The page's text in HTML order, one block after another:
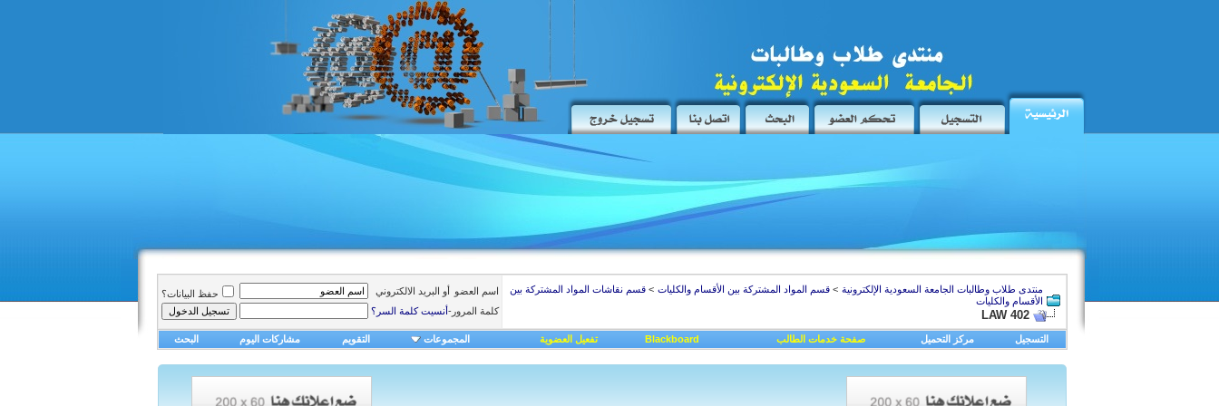
منتدى طلاب وطالبات الجامعة السعودية الإلكترونية >قسم المواد المشتركة بين الأقسام والكليات >قسم نقاشات المواد المشتركة بين
الأقسام والكليات
LAW 402
اسم العضو أو البريد الالكتروني
حفظ البيانات؟
كلمة المرور-أنسيت كلمة السر؟
التسجيل مركز التحميل صفحة خدمات الطالب Blackboard تفعيل العضوية المجموعات التقويم مشاركات اليوم البحث